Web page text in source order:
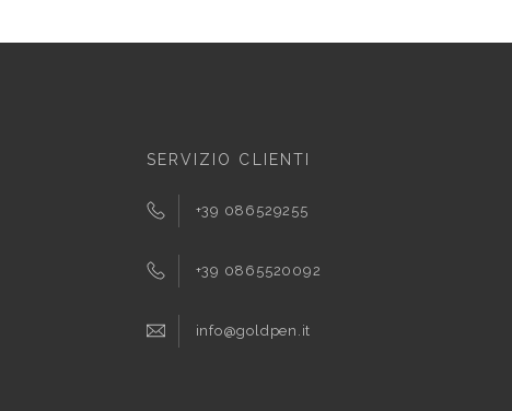
SERVIZIO CLIENTI
+39 086529255
+39 0865520092
info@goldpen.it